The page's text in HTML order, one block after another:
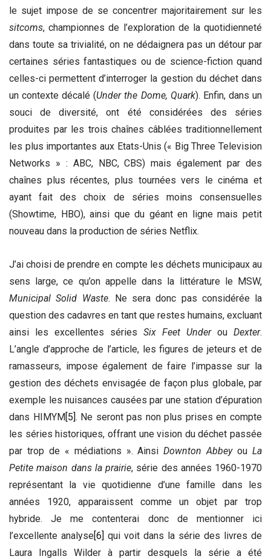
le sujet impose de se concentrer majoritairement sur les
sitcoms, championnes de l’exploration de la quotidienneté
dans toute sa trivialité, on ne dédaignera pas un détour par
certaines séries fantastiques ou de science-fiction quand
celles-ci permettent d’interroger la gestion du déchet dans
un contexte décalé (Under the Dome, Quark). Enfin, dans un
souci de diversité, ont été considérées des séries
produites par les trois chaînes câblées traditionnellement
les plus importantes aux Etats-Unis (« Big Three Television
Networks » : ABC, NBC, CBS) mais également par des
chaînes plus récentes, plus tournées vers le cinéma et
ayant fait des choix de séries moins consensuelles
(Showtime, HBO), ainsi que du géant en ligne mais petit
nouveau dans la production de séries Netflix.
J’ai choisi de prendre en compte les déchets municipaux au
sens large, ce qu’on appelle dans la littérature le MSW,
Municipal Solid Waste. Ne sera donc pas considérée la
question des cadavres en tant que restes humains, excluant
ainsi les excellentes séries Six Feet Underou Dexter.
L’angle d’approche de l’article, les figures de jeteurs et de
ramasseurs, impose également de faire l’impasse sur la
gestion des déchets envisagée de façon plus globale, par
exemple les nuisances causées par une station d’épuration
dans HIMYM[5]. Ne seront pas non plus prises en compte
les séries historiques, offrant une vision du déchet passée
par trop de « médiations ». AinsiDownton AbbeyouLa
Petite maison dans la prairie, série des années 1960-1970
représentant la vie quotidienne d’une famille dans les
années 1920, apparaissent comme un objet par trop
hybride. Je me contenterai donc de mentionner ici
l’excellente analyse[6] qui voit dans la série des livres de
Laura Ingalls Wilder à partir desquels la série a été